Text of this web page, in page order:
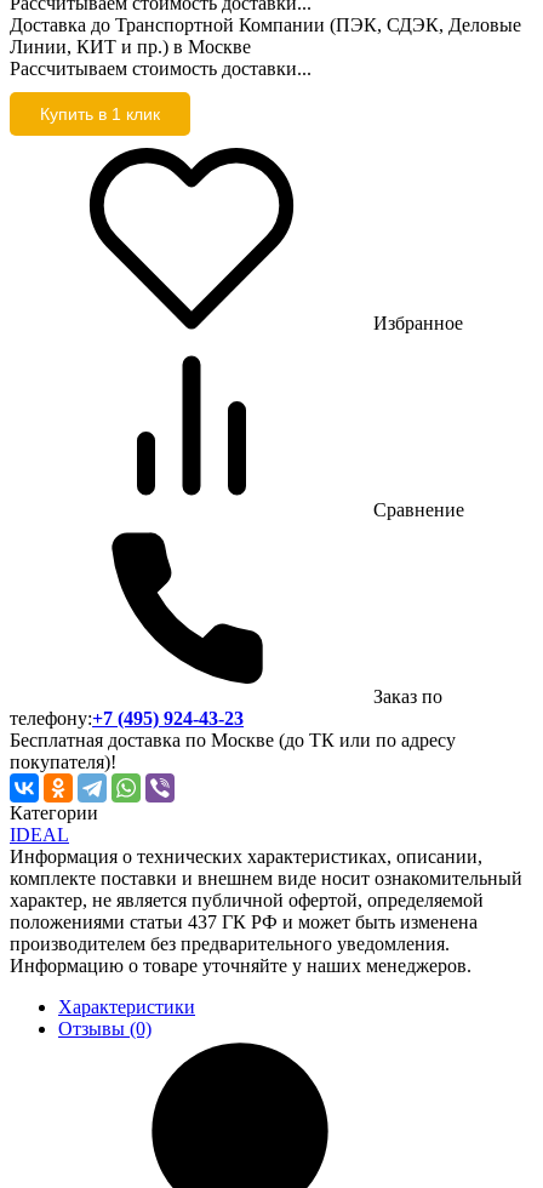
Доставка до Транспортной Компании (ПЭК, СДЭК, Деловые
Линии, КИТ и пр.) в Москве
Рассчитываем стоимость доставки...
Купить в 1 клик
Избранное
Сравнение
Заказ по
телефону:+7 (495) 924-43-23
Бесплатная доставка по Москве (до ТК или по адресу
покупателя)!
Категории
IDEAL
Информация о технических характеристиках, описании,
комплекте поставки и внешнем виде носит ознакомительный
характер, не является публичной офертой, определяемой
положениями статьи 437 ГК РФ и может быть изменена
производителем без предварительного уведомления.
Информацию о товаре уточняйте у наших менеджеров.
Характеристики
Отзывы (0)